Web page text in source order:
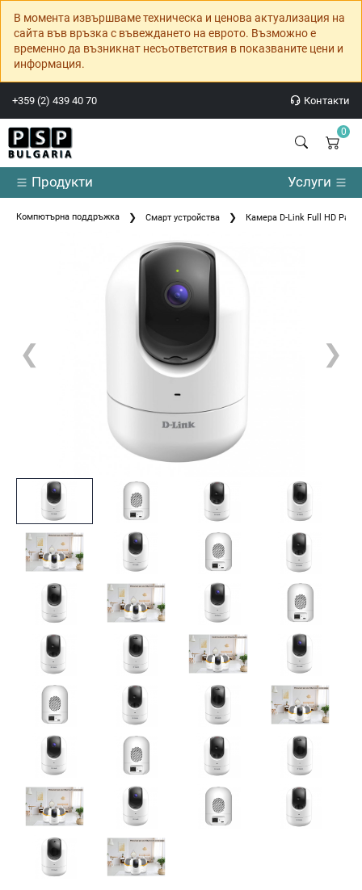
В момента извършваме техническа и ценова актуализация на
сайта във връзка с въвеждането на еврото. Възможно е
временно да възникнат несъответствия в показваните цени и
информация.
+359 (2) 439 40 70 Контакти
0
Продукти Услуги
Компютърна поддръжка Смарт устройства Камера D-Link Full HD Pan
❮ ❯